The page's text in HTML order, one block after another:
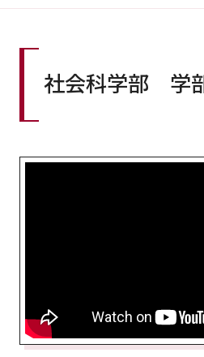
社会科学部 学